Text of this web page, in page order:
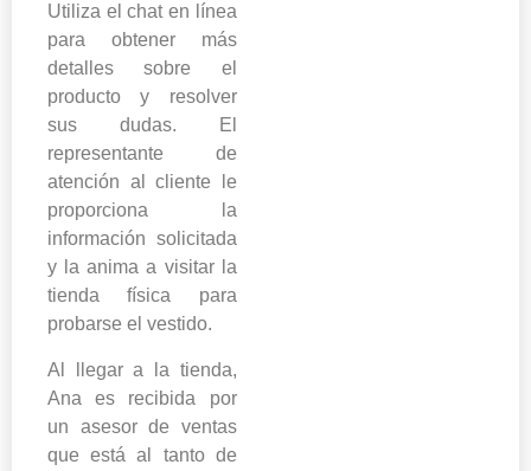
Utiliza el chat en línea
para obtener más
detalles sobre el
producto y resolver
sus dudas. El
representante de
atención al cliente le
proporciona la
información solicitada
y la anima a visitar la
tienda física para
probarse el vestido.
Al llegar a la tienda,
Ana es recibida por
un asesor de ventas
que está al tanto de